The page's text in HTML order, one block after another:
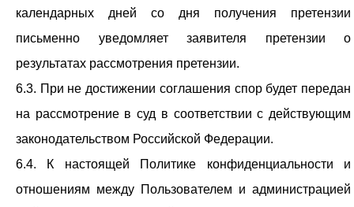
календарных дней со дня получения претензии
письменно уведомляет заявителя претензии о
результатах рассмотрения претензии.
6.3. При не достижении соглашения спор будет передан
на рассмотрение в суд в соответствии с действующим
законодательством Российской Федерации.
6.4. К настоящей Политике конфиденциальности и
отношениям между Пользователем и администрацией